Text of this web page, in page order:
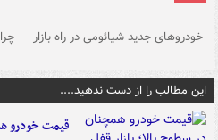
خودروهای جدید شیائومی در راه بازار
این مطالب را از دست ندهید....
قیمت خودرو